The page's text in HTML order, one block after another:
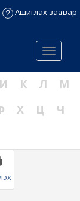
Ашиглах заавар
Menu
И К Л
М
Х Ц
Ч